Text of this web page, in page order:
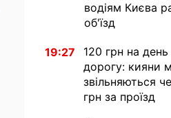
водіям Києва
об'їзд
19:27
120 грн на
дорогу: кияни
звільняються
грн за проїзд